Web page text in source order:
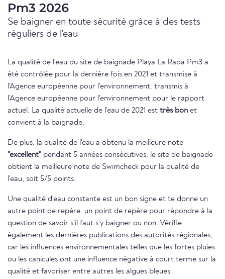
Pm3 2026
Se baigner en toute sécurité grâce à des tests
réguliers de l'eau
La qualité de l'eau du site de baignade Playa La Rada Pm3 a
été contrôlée pour la dernière fois en 2021 et transmise à
l'Agence européenne pour l'environnement. transmis à
l'Agence européenne pour l'environnement pour le rapport
actuel. La qualité actuelle de l'eau de 2021 est très bon et
convient à la baignade.
De plus, la qualité de l'eau a obtenu la meilleure note
"excellent" pendant 5 années consécutives. le site de baignade
obtient la meilleure note de Swimcheck pour la qualité de
l'eau, soit 5/5 points.
Une qualité d'eau constante est un bon signe et te donne un
autre point de repère. un point de repère pour répondre à la
question de savoir s'il faut s'y baigner ou non. Vérifie
également les dernières publications des autorités régionales,
car les influences environnementales telles que les fortes pluies
ou les canicules ont une influence négative à court terme sur la
qualité et favoriser entre autres les algues bleues